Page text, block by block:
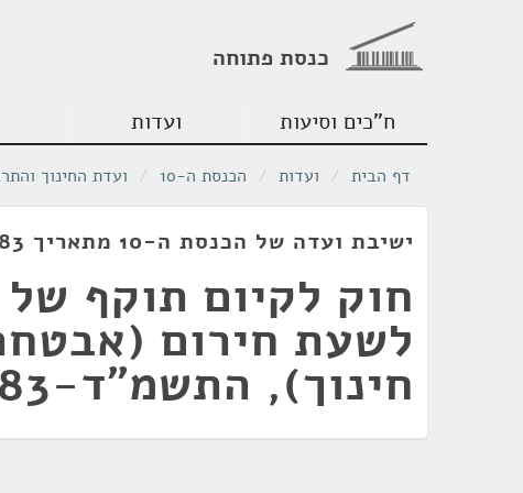
כנסת פתוחה
ח"כים וסיעות ועדות
דף הבית / ועדות / הכנסת ה-10 / ועדת החינוך
ישיבת ועדה של הכנסת ה-10 מתאריך 17/08/1983
חוק לקיום תוקף
לשעת חירום
חינוך), התשמ"ד-1983